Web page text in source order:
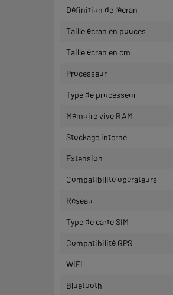
Définition de l'écran
Taille écran en pouces
Taille écran en cm
Processeur
Type de processeur
Mémoire vive RAM
Stockage interne
Extension
Compatibilité opérateurs
Réseau
Type de carte SIM
Compatibilité GPS
WiFi
Bluetooth